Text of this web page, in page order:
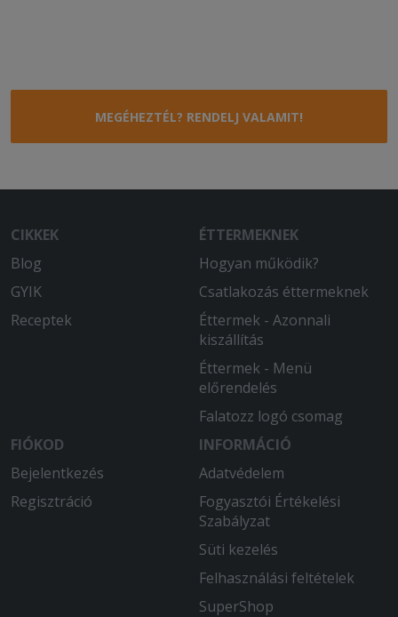
MEGÉHEZTÉL? RENDELJ VALAMIT!
CIKKEK
Blog
GYIK
Receptek
ÉTTERMEKNEK
Hogyan működik?
Csatlakozás éttermeknek
Éttermek - Azonnali
kiszállítás
Éttermek - Menü
előrendelés
Falatozz logó csomag
FIÓKOD
Bejelentkezés
Regisztráció
INFORMÁCIÓ
Adatvédelem
Fogyasztói Értékelési
Szabályzat
Süti kezelés
Felhasználási feltételek
SuperShop